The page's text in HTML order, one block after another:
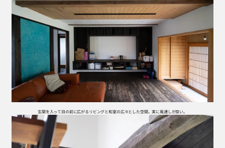
玄関を入って目の前に広がるリビングと和室の広々とした空間。実に風通しが良い。